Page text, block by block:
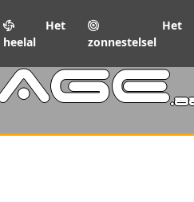
Het
heelal
Het
zonnestelsel